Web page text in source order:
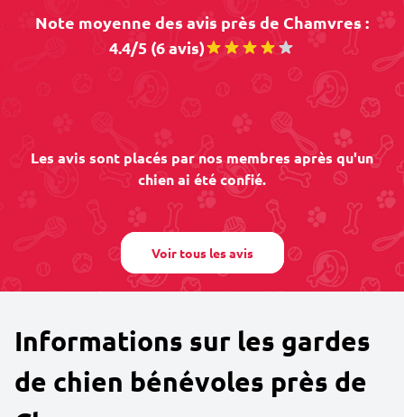
Note moyenne des avis près de Chamvres :
4.4/5 (6 avis)
Les avis sont placés par nos membres après qu'un
chien ai été confié.
Voir tous les avis
Informations sur les gardes
de chien bénévoles près de